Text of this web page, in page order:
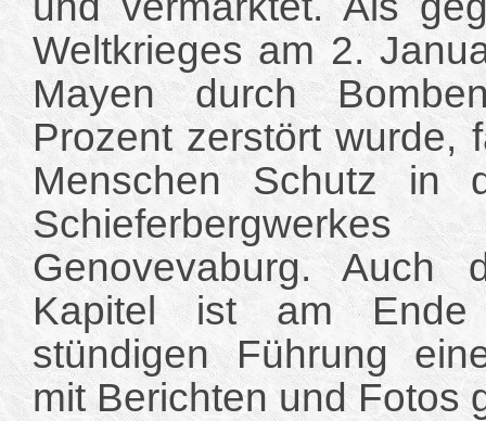
Weltkrieges am 2.
Mayen durch
Prozent zerstört wurde,
Menschen Schutz in
Genovevaburg. Auch
Kapitel ist am Ende
stündigen Führung
mit Berichten und Fotos